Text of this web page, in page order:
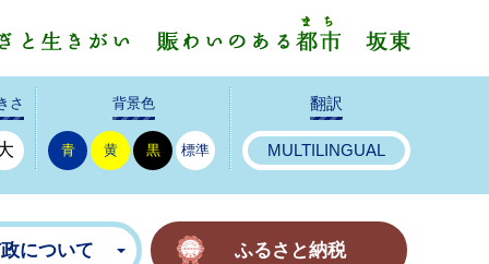
さ 背景色
青 黄 黒 標準
翻訳
MULTILINGUAL
について ふるさと納税